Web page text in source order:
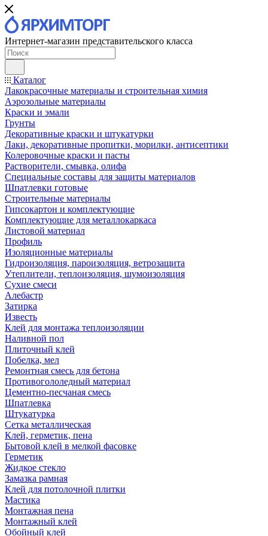
Интернет-магазин представительского класса
Каталог
Лакокрасочные материалы и строительная химия
Аэрозольные материалы
Краски и эмали
Грунты
Декоративные краски и штукатурки
Лаки, декоративные пропитки, морилки, антисептики
Колеровочные краски и пасты
Растворители, смывка, олифа
Специальные составы для защиты материалов
Шпатлевки готовые
Строительные материалы
Гипсокартон и комплектующие
Комплектующие для металлокаркаса
Листовой материал
Профиль
Изоляционные материалы
Гидроизоляция, пароизоляция, ветрозащита
Утеплители, теплоизоляция, шумоизоляция
Сухие смеси
Алебастр
Затирка
Известь
Клей для монтажа теплоизоляции
Наливной пол
Плиточный клей
Побелка, мел
Ремонтная смесь для бетона
Противогололедный материал
Цементно-песчаная смесь
Шпатлевка
Штукатурка
Сетка металлическая
Клей, герметик, пена
Бытовой клей в мелкой фасовке
Герметик
Жидкое стекло
Замазка рамная
Клей для потолочной плитки
Мастика
Монтажная пена
Монтажный клей
Обойный клей